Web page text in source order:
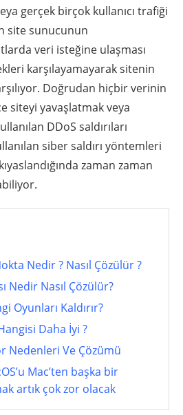
gerçek birçok kullanıcı trafiği
site sunucunun
veri isteğine ulaşması
karşılayamayarak sitenin
Doğrudan hiçbir verinin
siteyi yavaşlatmak veya
DDoS saldırıları
siber saldırı yöntemleri
zaman zaman
Nedir ? Nasıl Çözülür ?
Nedir Nasıl Çözülür?
Oyunları Kaldırır?
Daha İyi ?
Nedenleri Ve Çözümü
Mac’ten başka bir
artık çok zor olacak